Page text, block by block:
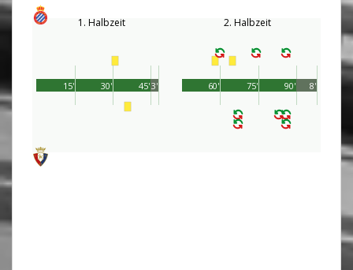
1. Halbzeit
45'
15' 30' 3'
2. Halbzeit
90'
60' 75' 8'